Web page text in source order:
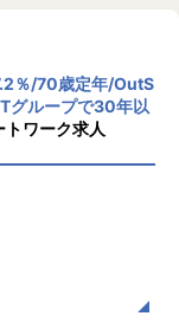
まさに第二次
ム案件やERP
中で、
活用し、企
経営管理の強
きる環境で、
ちた雰囲気が
な国籍や背
％/70歳定年/OutS
グループで30年以
トワーク求人